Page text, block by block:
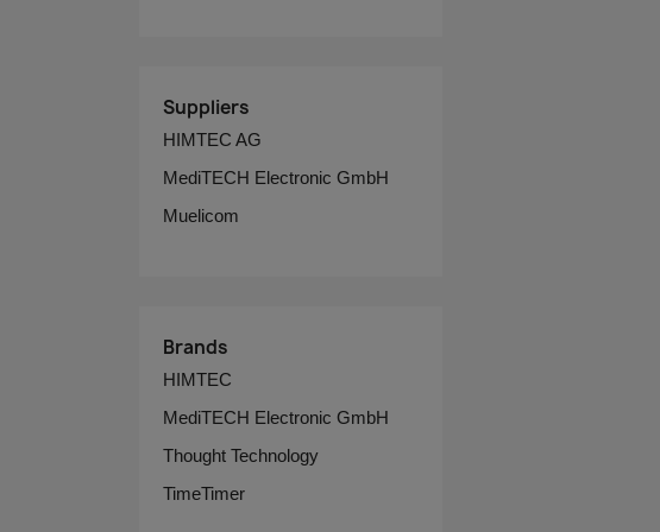
Suppliers
HIMTEC AG
MediTECH Electronic GmbH
Muelicom
Brands
HIMTEC
MediTECH Electronic GmbH
Thought Technology
TimeTimer